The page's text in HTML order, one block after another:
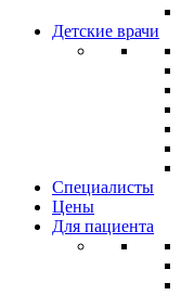
Детские врачи
Специалисты
Цены
Для пациента